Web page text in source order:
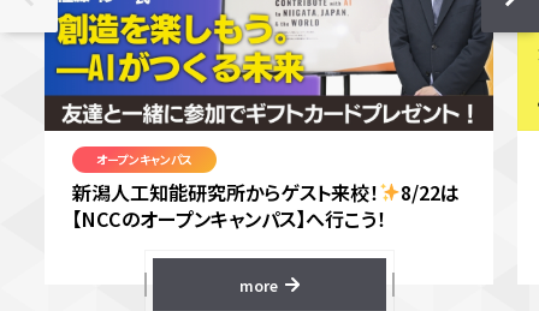
オープンキャンパス
新潟人工知能研究所からゲスト来校！
8/22は
【NCCのオープンキャンパス】へ行こう！
more